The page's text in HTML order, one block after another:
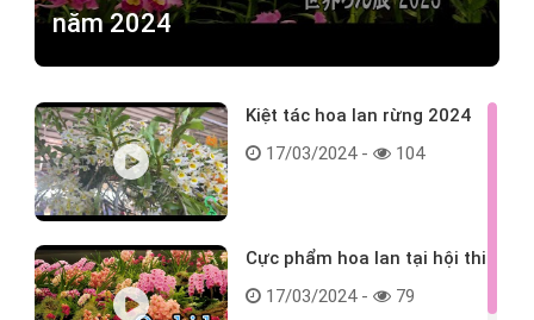
năm 2024
Kiệt tác hoa lan rừng 2024
17/03/2024 -
104
Cực phẩm hoa lan tại hội thi
17/03/2024 -
79